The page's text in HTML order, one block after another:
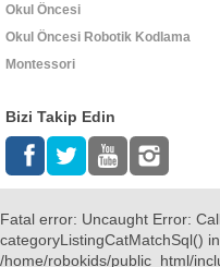
Okul Öncesi
Okul Öncesi Robotik Kodlama
Montessori
Bizi Takip Edin
Fatal error: Uncaught Error:
categoryListingCatMatchSql() in
/home/robokids/public_html/